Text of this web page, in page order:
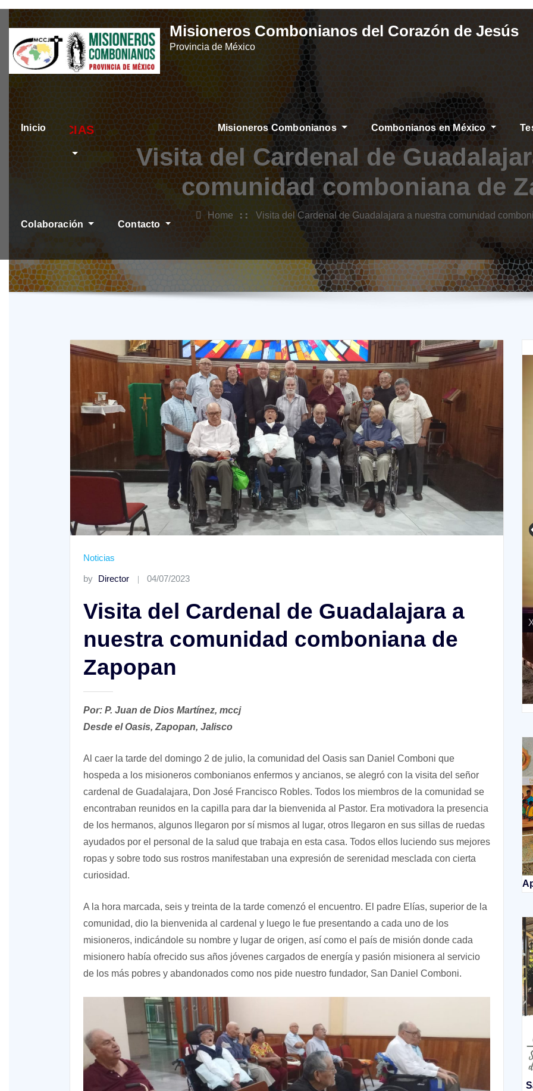
Skip
content
Misioneros Combonianos del Corazón de Jesús
Provincia de México
Inicio ÚLTIMAS NOTICIASMisioneros Combonianos Combonianos en México
Colaboración Contacto
Visita del Cardenal de
comunidad comboniana de
Home Visita del Cardenal de Guadalajara a nuestra comunidad
Noticias
by Director 04/07/2023
Visita del Cardenal de Guadalajara a
nuestra comunidad comboniana de
Zapopan
Por: P. Juan de Dios Martínez, mccj
Desde el Oasis, Zapopan, Jalisco
Al caer la tarde del domingo 2 de julio, la comunidad del Oasis san Daniel Comboni que
hospeda a los misioneros combonianos enfermos y ancianos, se alegró con la visita del señor
cardenal de Guadalajara, Don José Francisco Robles. Todos los miembros de la comunidad se
encontraban reunidos en la capilla para dar la bienvenida al Pastor. Era motivadora la presencia
de los hermanos, algunos llegaron por sí mismos al lugar, otros llegaron en sus sillas de ruedas
ayudados por el personal de la salud que trabaja en esta casa. Todos ellos luciendo sus mejores
ropas y sobre todo sus rostros manifestaban una expresión de serenidad mesclada con cierta
curiosidad.
A la hora marcada, seis y treinta de la tarde comenzó el encuentro. El padre Elías, superior de la
comunidad, dio la bienvenida al cardenal y luego le fue presentando a cada uno de los
misioneros, indicándole su nombre y lugar de origen, así como el país de misión donde cada
misionero había ofrecido sus años jóvenes cargados de energía y pasión misionera al servicio
de los más pobres y abandonados como nos pide nuestro fundador, San Daniel Comboni.